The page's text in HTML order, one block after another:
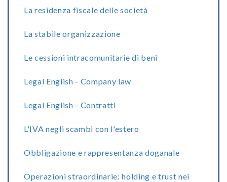
La residenza fiscale delle società
La stabile organizzazione
Le cessioni intracomunitarie di beni
Legal English - Company law
Legal English - Contratti
L'IVA negli scambi con l'estero
Obbligazione e rappresentanza doganale
Operazioni straordinarie: holding e trust nei